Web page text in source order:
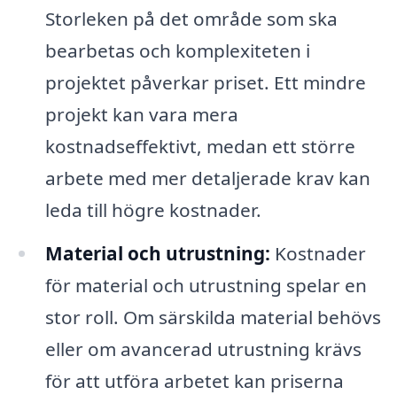
Storleken på det område som ska
bearbetas och komplexiteten i
projektet påverkar priset. Ett mindre
projekt kan vara mera
kostnadseffektivt, medan ett större
arbete med mer detaljerade krav kan
leda till högre kostnader.
Material och utrustning: Kostnader
för material och utrustning spelar en
stor roll. Om särskilda material behövs
eller om avancerad utrustning krävs
för att utföra arbetet kan priserna